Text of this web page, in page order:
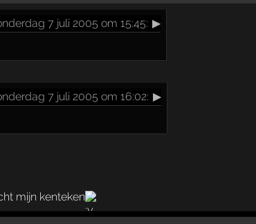
7 juli 2005 om 15:45: ▶
7 juli 2005 om 16:02: ▶
mijn kenteken